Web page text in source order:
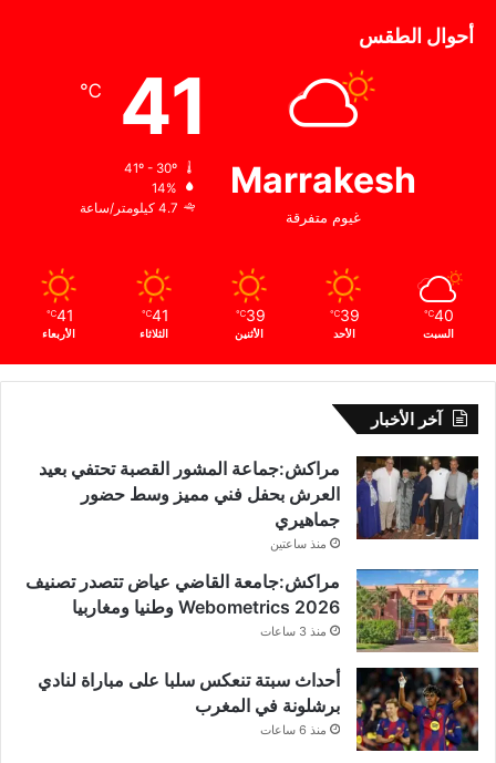
أحوال الطقس
Marrakesh
غيوم متفرقة
41
℃
14%
4.7 كيلومتر/ساعة
40
℃
السبت
39
℃
الأحد
39
℃
الأثنين
41
℃
الثلاثاء
41
℃
الأربعاء
آخر الأخبار
مراكش:جماعة المشور القصبة تحتفي بعيد
العرش بحفل فني مميز وسط حضور
جماهيري
منذ ساعتين
مراكش:جامعة القاضي عياض تتصدر تصنيف
Webometrics 2026 وطنيا ومغاربيا
منذ 3 ساعات
أحداث سبتة تنعكس سلبا على مباراة لنادي
برشلونة في المغرب
منذ 6 ساعات